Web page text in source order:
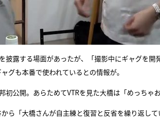
披露する場面があったが、「撮影中にギャグを
グも本番で使われているとの情報が。
公開。あらためてVTRを見た大橋は「めっちゃ
ら「大橋さんが自主練と復習と反省を繰り返し